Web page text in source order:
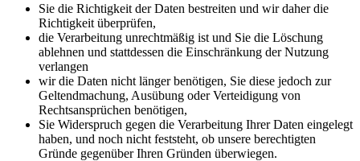
Sie die Richtigkeit der Daten bestreiten und wir daher die
Richtigkeit überprüfen,
die Verarbeitung unrechtmäßig ist und Sie die Löschung
ablehnen und stattdessen die Einschränkung der Nutzung
verlangen
wir die Daten nicht länger benötigen, Sie diese jedoch zur
Geltendmachung, Ausübung oder Verteidigung von
Rechtsansprüchen benötigen,
Sie Widerspruch gegen die Verarbeitung Ihrer Daten eingelegt
haben, und noch nicht feststeht, ob unsere berechtigten
Gründe gegenüber Ihren Gründen überwiegen.